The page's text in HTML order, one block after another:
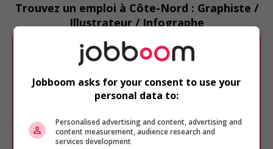
Trouvez un emploi à Côte-Nord : Graphiste /
Illustrateur / Infographe
Désolé, cette recherche n'a produit aucun
résultat.
Veuillez faire une nouvelle recherche.
Vous pouvez en tout temps utiliser nos
chercher un poste selon votre profil
d'intérêt en emploi en vousinscrivant
comme membre Jobboom.
Jobboom asks for your consent to use your
personal data to:
Personalised advertising and content, advertising and
content measurement, audience research and
services development